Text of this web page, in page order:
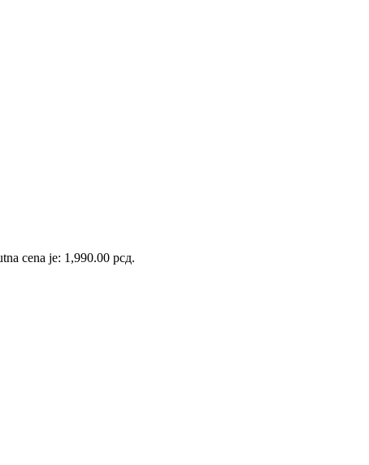
cena je: 1,990.00 рсд.